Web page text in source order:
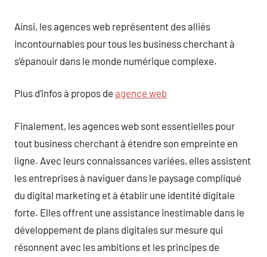
Ainsi, les agences web représentent des alliés
incontournables pour tous les business cherchant à
s’épanouir dans le monde numérique complexe.
Plus d’infos à propos de agence web
Finalement, les agences web sont essentielles pour
tout business cherchant à étendre son empreinte en
ligne. Avec leurs connaissances variées, elles assistent
les entreprises à naviguer dans le paysage compliqué
du digital marketing et à établir une identité digitale
forte. Elles offrent une assistance inestimable dans le
développement de plans digitales sur mesure qui
résonnent avec les ambitions et les principes de